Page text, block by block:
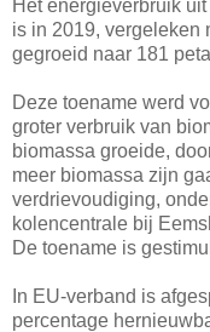
Het energieverbruik
is in 2019, vergeleken
gegroeid naar 181
Deze toename werd
groter verbruik van
biomassa groeide,
meer biomassa zijn
verdrievoudiging,
kolencentrale bij
De toename is
In EU-verband is
percentage